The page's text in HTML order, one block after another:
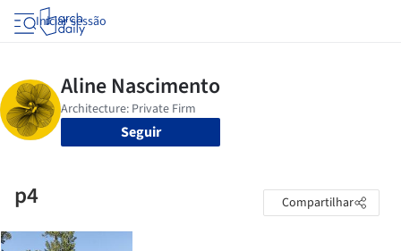
Iniciar sessão
Seguir
p4 Compartilhar